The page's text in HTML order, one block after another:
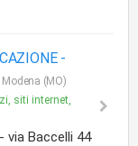
-
Modena (MO)
siti internet,
via Baccelli 44